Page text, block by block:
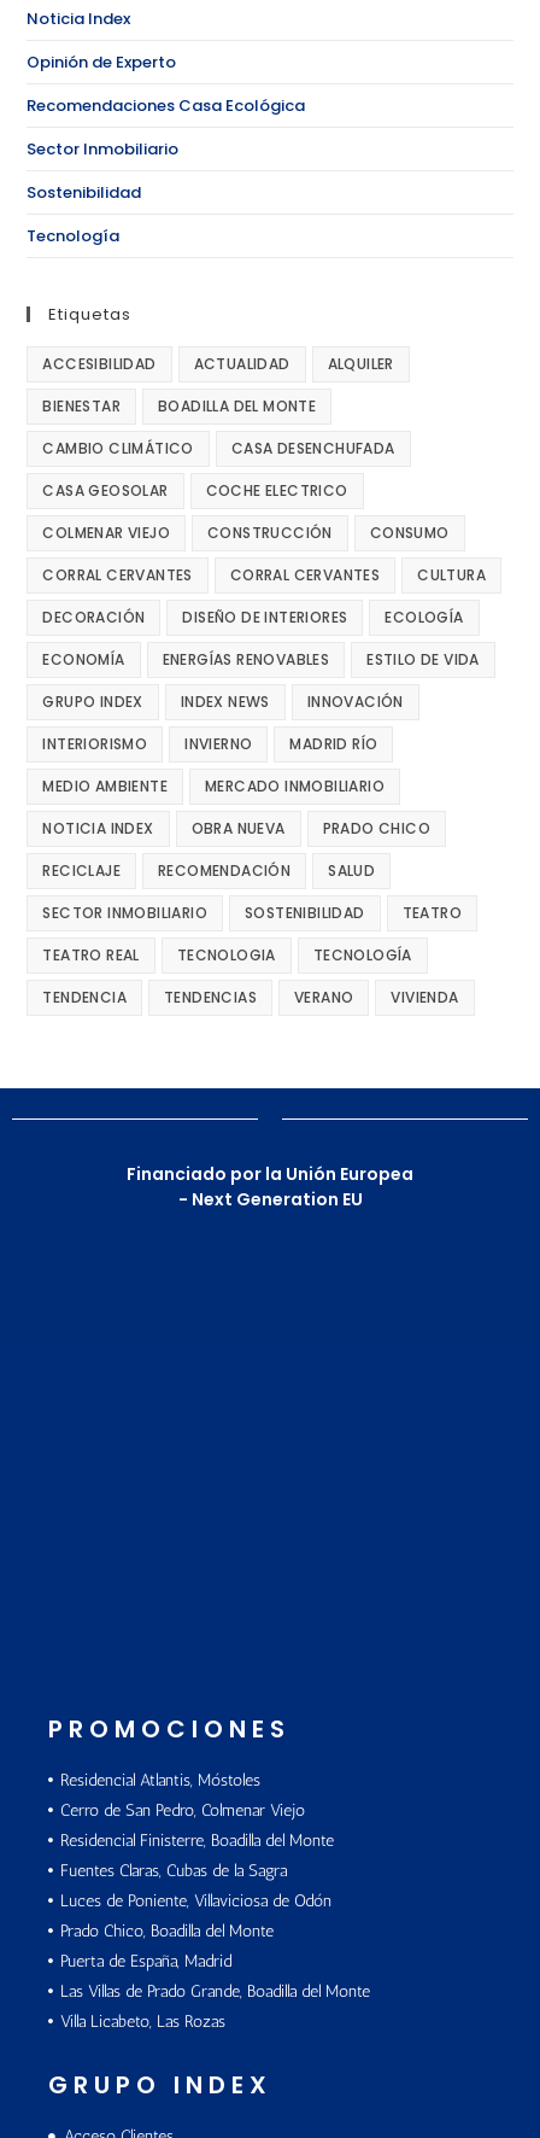
Noticia Index
Opinión de Experto
Recomendaciones Casa Ecológica
Sector Inmobiliario
Sostenibilidad
Tecnología
Etiquetas
ACCESIBILIDAD ACTUALIDAD ALQUILER
BIENESTAR BOADILLA DEL MONTE
CAMBIO CLIMÁTICO CASA DESENCHUFADA
CASA GEOSOLAR COCHE ELECTRICO
COLMENAR VIEJO CONSTRUCCIÓN CONSUMO
CORRAL CERVANTES CORRAL CERVANTES CULTURA
DECORACIÓN DISEÑO DE INTERIORES ECOLOGÍA
ECONOMÍA ENERGÍAS RENOVABLES ESTILO DE VIDA
GRUPO INDEX INDEX NEWS INNOVACIÓN
INTERIORISMO INVIERNO MADRID RÍO
MEDIO AMBIENTE MERCADO INMOBILIARIO
NOTICIA INDEX OBRA NUEVA PRADO CHICO
RECICLAJE RECOMENDACIÓN SALUD
SECTOR INMOBILIARIO SOSTENIBILIDAD TEATRO
TEATRO REAL TECNOLOGIA TECNOLOGÍA
TENDENCIA TENDENCIAS VERANO VIVIENDA
Financiado por la Unión Europea
- Next Generation EU
PROMOCIONES
Residencial Atlantis, Móstoles
Cerro de San Pedro, Colmenar Viejo
Residencial Finisterre, Boadilla del Monte
Fuentes Claras, Cubas de la Sagra
Luces de Poniente, Villaviciosa de Odón
Prado Chico, Boadilla del Monte
Puerta de España, Madrid
Las Villas de Prado Grande, Boadilla del Monte
Villa Licabeto, Las Rozas
GRUPO INDEX